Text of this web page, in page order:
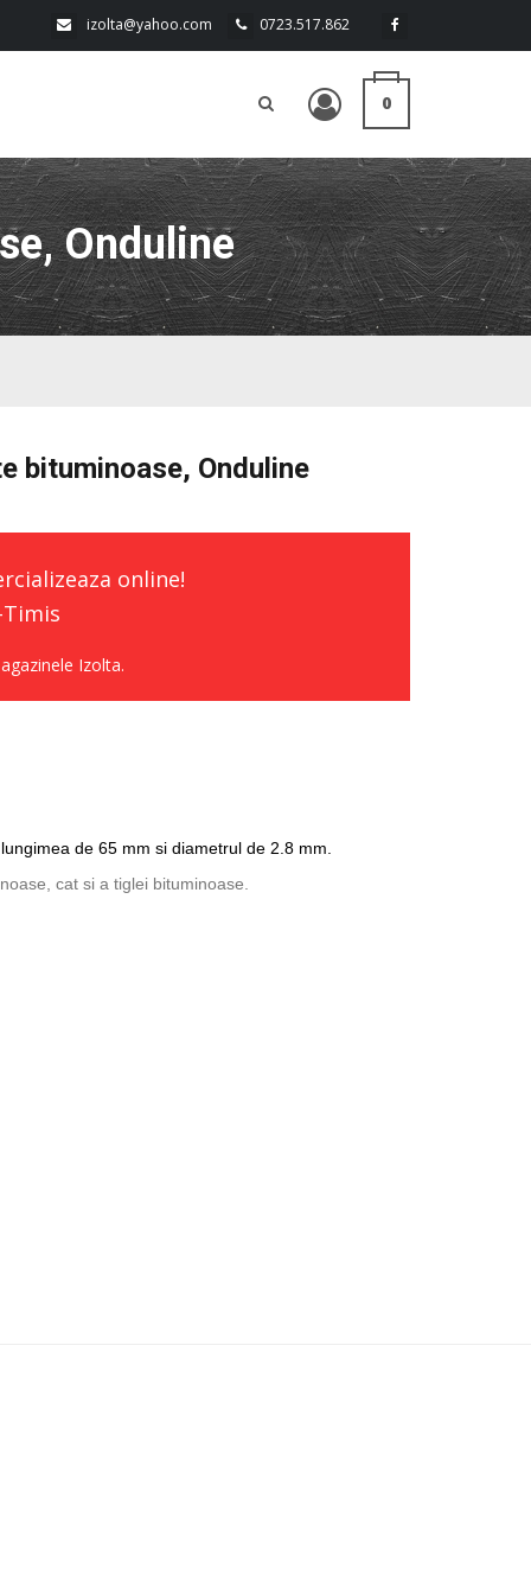
izolta@yahoo.com 0723.517.862
0
Onduline
bituminoase, Onduline
online!
Izolta.
de 65 mm si diametrul de 2.8 mm.
cat si a tiglei bituminoase.